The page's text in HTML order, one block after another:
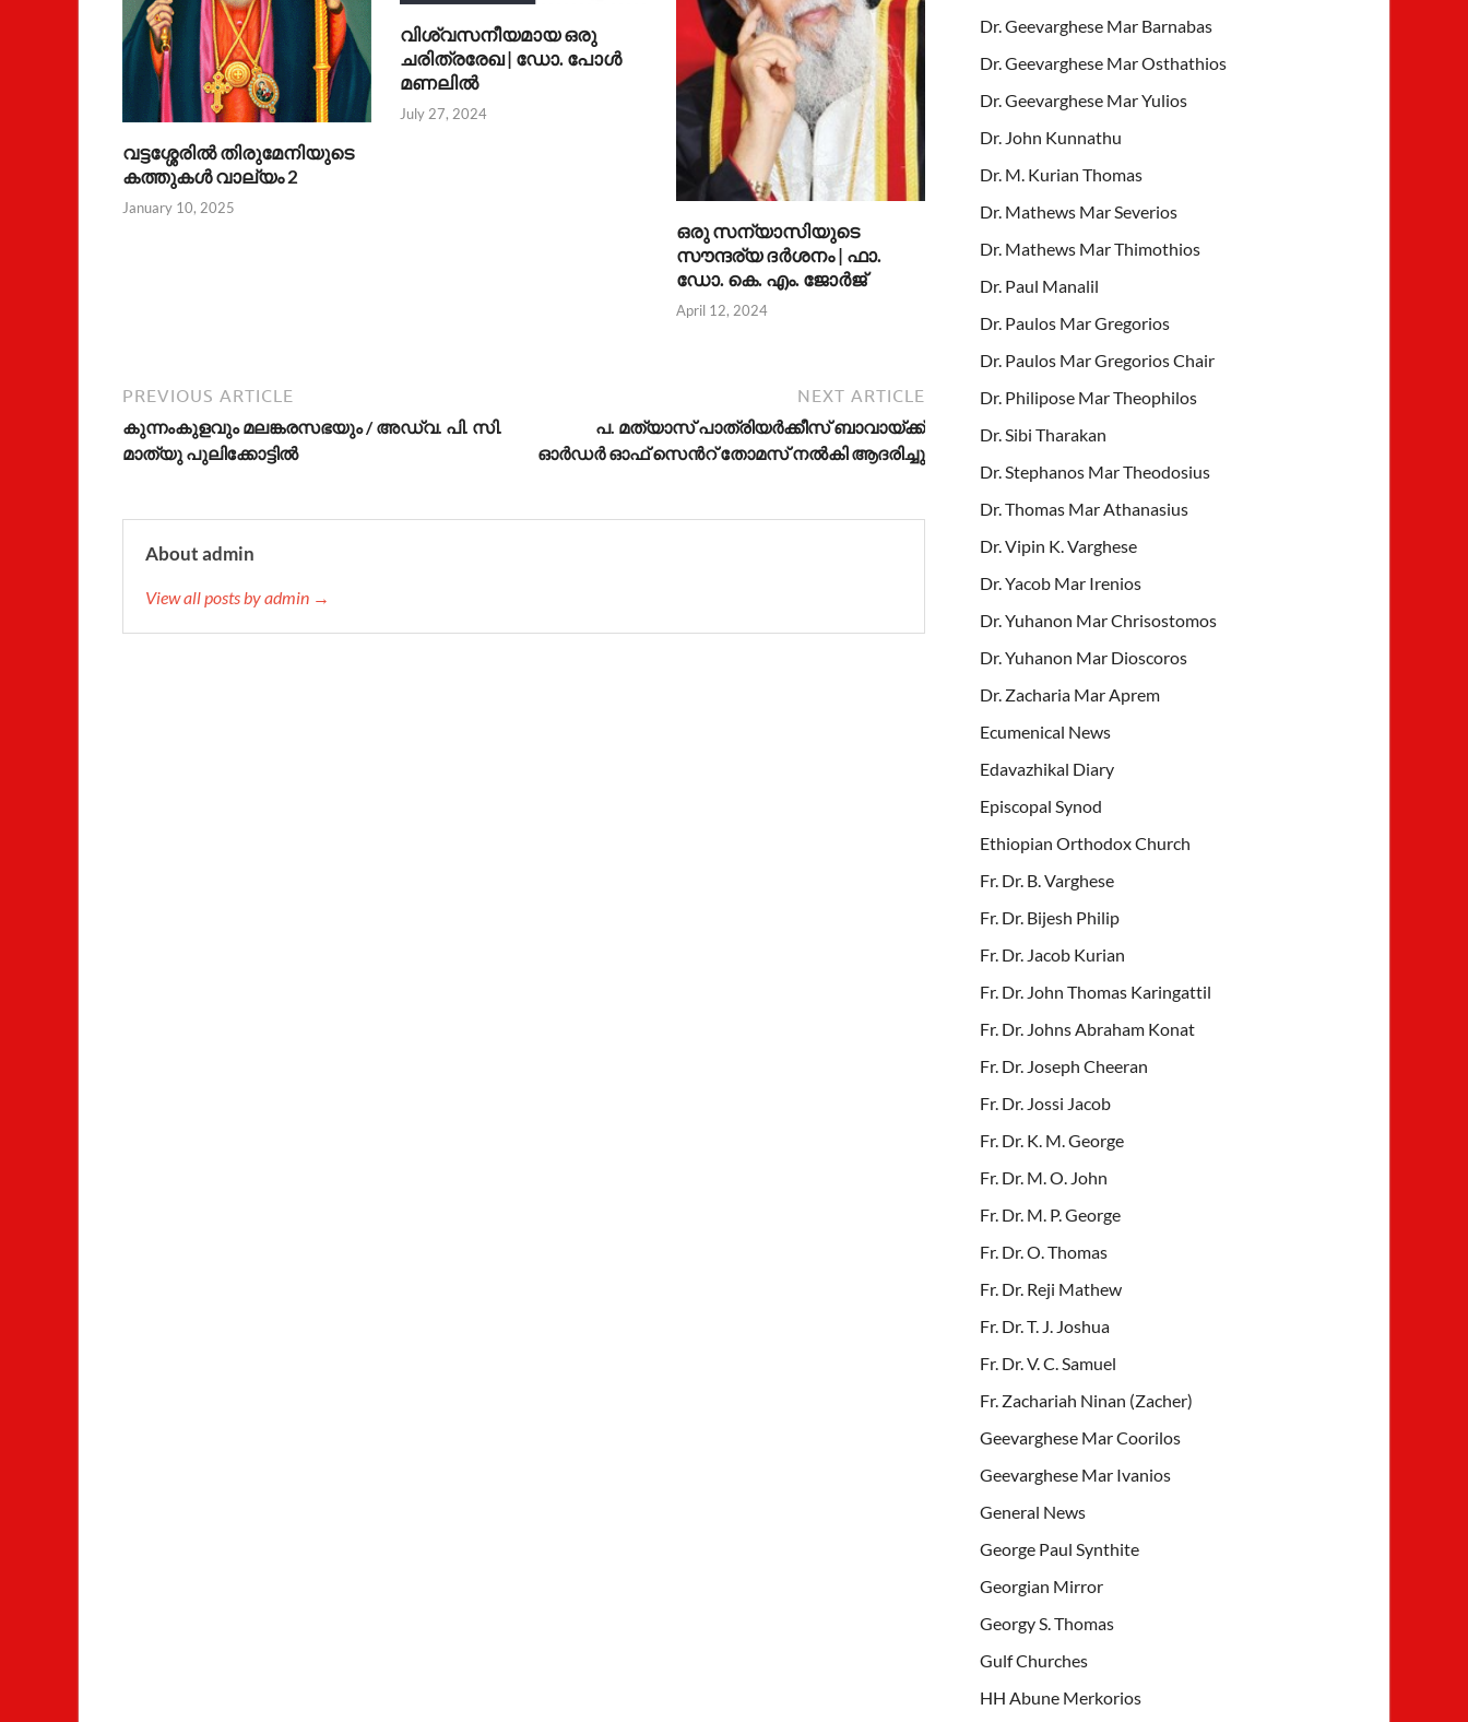
വട്ടശ്ശേരില്‍ തിരുമേനിയുടെ
കത്തുകള്‍ വാല്യം 2
January 10, 2025
വിശ്വസനീയമായ ഒരു
ചരിത്രരേഖ | ഡോ. പോള്‍
മണലില്‍
July 27, 2024
ഒരു സന്യാസിയുടെ
സൗന്ദര്യ ദര്‍ശനം | ഫാ.
ഡോ. കെ. എം. ജോര്‍ജ്
April 12, 2024
PREVIOUS ARTICLE
കുന്നംകുളവും മലങ്കരസഭയും / അഡ്വ. പി. സി.
മാത്യു പുലിക്കോട്ടിൽ
NEXT ARTICLE
പ. മത്യാസ് പാത്രിയര്‍ക്കീസ് ബാവായ്ക്ക്
ഓര്‍‍ഡര്‍ ഓഫ് സെന്‍റ് തോമസ് നല്‍കി ആദരിച്ചു
About admin
View all posts by admin →
Dr. Geevarghese Mar Barnabas
Dr. Geevarghese Mar Osthathios
Dr. Geevarghese Mar Yulios
Dr. John Kunnathu
Dr. M. Kurian Thomas
Dr. Mathews Mar Severios
Dr. Mathews Mar Thimothios
Dr. Paul Manalil
Dr. Paulos Mar Gregorios
Dr. Paulos Mar Gregorios Chair
Dr. Philipose Mar Theophilos
Dr. Sibi Tharakan
Dr. Stephanos Mar Theodosius
Dr. Thomas Mar Athanasius
Dr. Vipin K. Varghese
Dr. Yacob Mar Irenios
Dr. Yuhanon Mar Chrisostomos
Dr. Yuhanon Mar Dioscoros
Dr. Zacharia Mar Aprem
Ecumenical News
Edavazhikal Diary
Episcopal Synod
Ethiopian Orthodox Church
Fr. Dr. B. Varghese
Fr. Dr. Bijesh Philip
Fr. Dr. Jacob Kurian
Fr. Dr. John Thomas Karingattil
Fr. Dr. Johns Abraham Konat
Fr. Dr. Joseph Cheeran
Fr. Dr. Jossi Jacob
Fr. Dr. K. M. George
Fr. Dr. M. O. John
Fr. Dr. M. P. George
Fr. Dr. O. Thomas
Fr. Dr. Reji Mathew
Fr. Dr. T. J. Joshua
Fr. Dr. V. C. Samuel
Fr. Zachariah Ninan (Zacher)
Geevarghese Mar Coorilos
Geevarghese Mar Ivanios
General News
George Paul Synthite
Georgian Mirror
Georgy S. Thomas
Gulf Churches
HH Abune Merkorios